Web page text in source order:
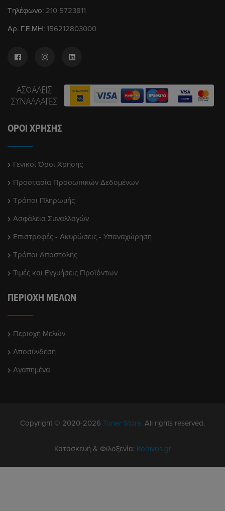
Τηλέφωνο: 210 5723811
Αρ. Γ.Ε.ΜΗ: 156212803000
ΌΡΟΙ ΧΡΉΣΗΣ
Γενικοί Όροι Χρήσης
Προστασία Προσωπικών Δεδομένων
Τρόποι Πληρωμής
Ασφάλεια Συναλλαγών
Επιστροφές - Ακυρώσεις - Υπαναχώρηση
Τρόποι Αποστολής
Τιμές και Εγγυήσεις Προϊόντων
ΠΕΡΙΟΧΉ ΜΕΛΏΝ
Περιοχή Μελών
Αποσύνδεση
Αγαπημένα
Copyright © 2020-2026 Toner Store. All rights reserved.
Κατασκευή & Φιλοξενία: Komvos.gr